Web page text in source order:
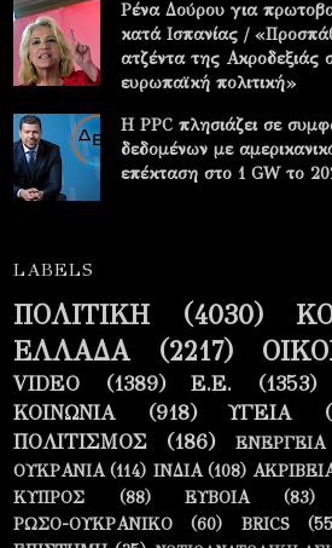
Ρένα Δούρου για
κατά Ισπανίας /
ατζέντα της Ακροδεξιάς
ευρωπαϊκή πολιτική»
Η PPC πλησιάζει σε
δεδομένων με
επέκταση στο 1 GW το
LABELS
ΠΟΛΙΤΙΚΗ (4030)
ΕΛΛΑΔΑ
(2217)
VIDEO (1389) Ε.Ε. (1353)
ΚΟΙΝΩΝΙΑ
(918) ΥΓΕΙΑ
ΠΟΛΙΤΙΣΜΟΣ
(186) ΕΝΕΡΓΕΙΑ
ΟΥΚΡΑΝΙΑ (114) ΙΝΔΙΑ (108)
ΚΥΠΡΟΣ
(88) ΕΥΒΟΙΑ (83)
ΡΩΣΟ-ΟΥΚΡΑΝΙΚΟ
(60) BRICS